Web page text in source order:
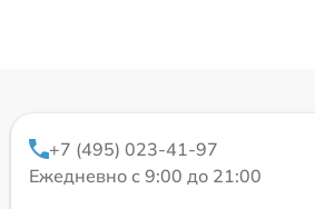
+7 (495) 023-41-97
Ежедневно с 9:00 до 21:00